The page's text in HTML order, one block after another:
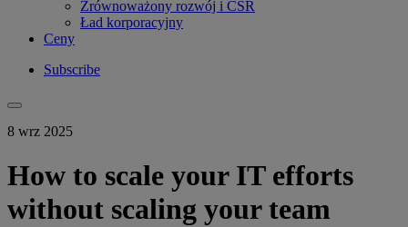
Zrównoważony rozwój i CSR
Ład korporacyjny
Ceny
Subscribe
8 wrz 2025
How to scale your IT efforts
without scaling your team